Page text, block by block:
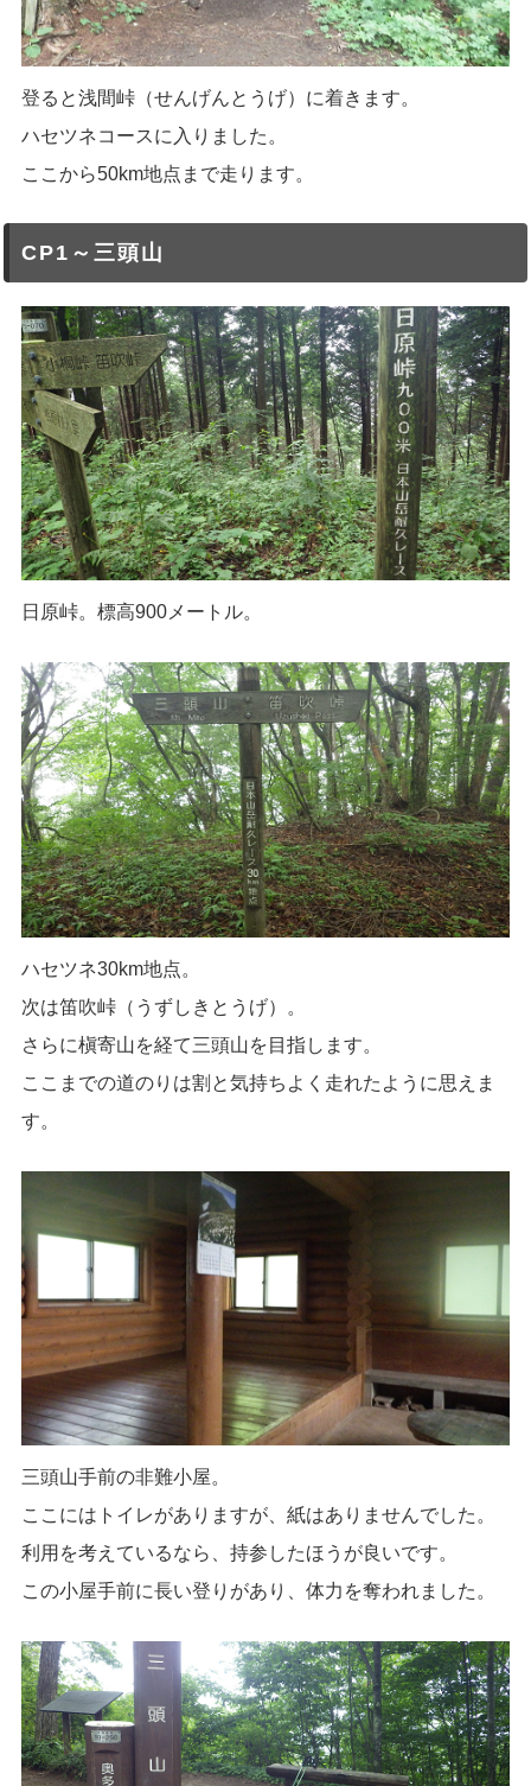
登ると浅間峠（せんげんとうげ）に着きます。
ハセツネコースに入りました。
ここから50km地点まで走ります。
CP1～三頭山
日原峠。標高900メートル。
ハセツネ30km地点。
次は笛吹峠（うずしきとうげ）。
さらに槇寄山を経て三頭山を目指します。
ここまでの道のりは割と気持ちよく走れたように思えま
す。
三頭山手前の非難小屋。
ここにはトイレがありますが、紙はありませんでした。
利用を考えているなら、持参したほうが良いです。
この小屋手前に長い登りがあり、体力を奪われました。